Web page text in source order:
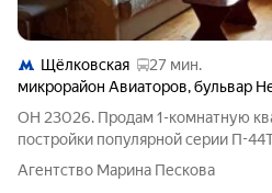
Щёлковская
27 мин.
микрорайон Авиаторов,бульвар
ОН 23026. Продам 1-комнатную
постройки популярной серии П-
дома квартира в собственности
прописан, без ограничений и
Агентство Марина Пескова